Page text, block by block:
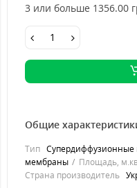
3 или больше 1356.00
Общие
Тип
мембраны
Площадь,
Страна производитель